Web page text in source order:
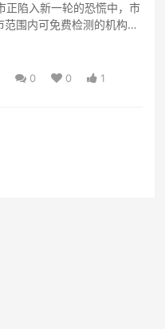
正陷入新一轮的恐慌中，市
围内可免费检测的机构。
0 0 1